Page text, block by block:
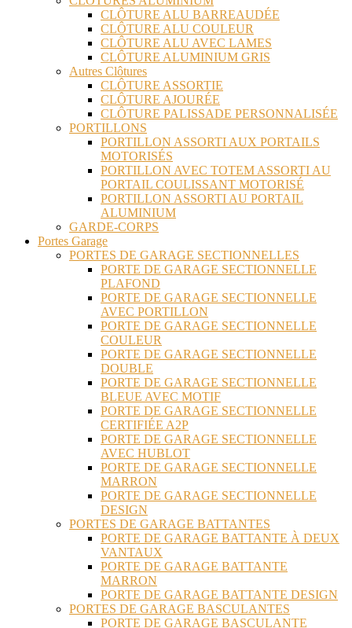
CLÔTURE ALU BARREAUDÉE
CLÔTURE ALU COULEUR
CLÔTURE ALU AVEC LAMES
CLÔTURE ALUMINIUM GRIS
Autres Clôtures
CLÔTURE ASSORTIE
CLÔTURE AJOURÉE
CLÔTURE PALISSADE PERSONNALISÉE
PORTILLONS
PORTILLON ASSORTI AUX PORTAILS
MOTORISÉS
PORTILLON AVEC TOTEM ASSORTI AU
PORTAIL COULISSANT MOTORISÉ
PORTILLON ASSORTI AU PORTAIL
ALUMINIUM
GARDE-CORPS
Portes Garage
PORTES DE GARAGE SECTIONNELLES
PORTE DE GARAGE SECTIONNELLE
PLAFOND
PORTE DE GARAGE SECTIONNELLE
AVEC PORTILLON
PORTE DE GARAGE SECTIONNELLE
COULEUR
PORTE DE GARAGE SECTIONNELLE
DOUBLE
PORTE DE GARAGE SECTIONNELLE
BLEUE AVEC MOTIF
PORTE DE GARAGE SECTIONNELLE
CERTIFIÉE A2P
PORTE DE GARAGE SECTIONNELLE
AVEC HUBLOT
PORTE DE GARAGE SECTIONNELLE
MARRON
PORTE DE GARAGE SECTIONNELLE
DESIGN
PORTES DE GARAGE BATTANTES
PORTE DE GARAGE BATTANTE À DEUX
VANTAUX
PORTE DE GARAGE BATTANTE
MARRON
PORTE DE GARAGE BATTANTE DESIGN
PORTES DE GARAGE BASCULANTES
PORTE DE GARAGE BASCULANTE